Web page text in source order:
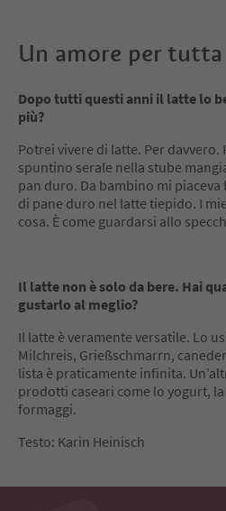
Un amore per
Dopo tutti questi anni il latte lo
più?
Potrei vivere di latte. Per davvero.
spuntino serale nella stube
pan duro. Da bambino mi
di pane duro nel latte tiepido. I
cosa. È come guardarsi allo
Il latte non è solo da bere. Hai
gustarlo al meglio?
Il latte è veramente versatile. Lo
Milchreis, Grießschmarrn,
lista è praticamente infinita.
prodotti caseari come lo yogurt,
formaggi.
Testo: Karin Heinisch